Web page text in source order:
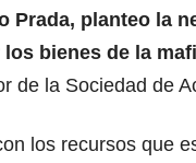
Prada, planteo la
bienes de la
de la Sociedad de
los recursos que